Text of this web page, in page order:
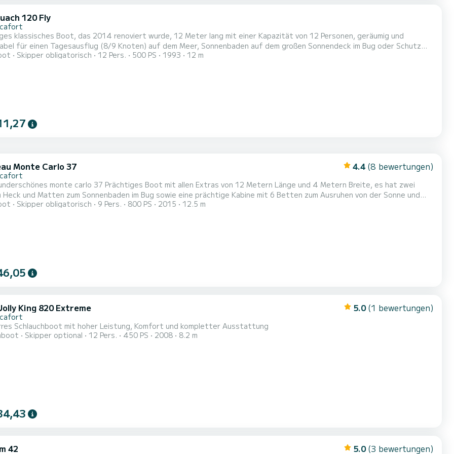
120 Fly
klassisches Boot, das 2014 renoviert wurde, 12 Meter lang mit einer Kapazität von 12 Personen, geräumig und
für einen Tagesausflug (8/9 Knoten) auf dem Meer, Sonnenbaden auf dem großen Sonnendeck im Bug oder Schutz
auf dem Achterdeck. Sie werden unser 12 Meter langes Boot auf der wunderschönen Insel Mallorca finden, in Can
Skipper obligatorisch 12 Pers. 500 PS 1993 12 m
Monte Carlo 37 4.4 (8 bewertungen)
37 Prächtiges Boot mit allen Extras von 12 Metern Länge und 4 Metern Breite, es hat zwei
Heck und Matten zum Sonnenbaden im Bug sowie eine prächtige Kabine mit 6 Betten zum Ausruhen von der Sonne und
Dieses Monte Carlo ist perfekt für Gruppen oder Familien, wo Sie einen großartigen Tag auf See genießen
Skipper obligatorisch 9 Pers. 800 PS 2015 12.5 m
King 820 Extreme 5.0 (1 bewertungen)
Schlauchboot mit hoher Leistung, Komfort und kompletter Ausstattung
Skipper optional 12 Pers. 450 PS 2008 8.2 m
42 5.0 (3 bewertungen)